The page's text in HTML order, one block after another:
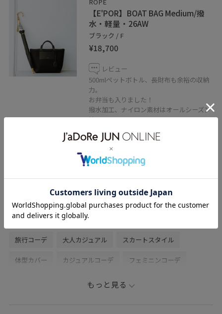
【E'POR】BOAT BAG Medium/撥
水・軽量・26AW
ブラック / F
¥18,700
レビュー
500mlペットボトル、長財布も余裕の収納
力。
お弁当も入りました！
撥水加工、ナイロン素材はオールシーズン
嬉しい、
太めのストラップ付きでショルダーや斜め
がけ可能。
夏コーデ お仕事コーデ
授業参観日コーデ デートコーデ
旅行コーデ 大人カジュアル スカートスタイル
体型カバー カジュアルコーデ フェミニンコーデ
きれいめコーデ
もっと見る